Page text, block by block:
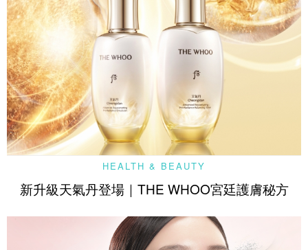
HEALTH & BEAUTY
新升級天氣丹登場｜THE WHOO宮廷護膚秘方